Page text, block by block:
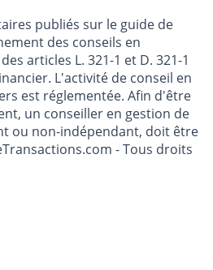
publiés sur le guide de
des conseils en
articles L. 321-1 et D. 321-1
L'activité de conseil en
est réglementée. Afin d'être
un conseiller en gestion de
ou non-indépendant, doit être